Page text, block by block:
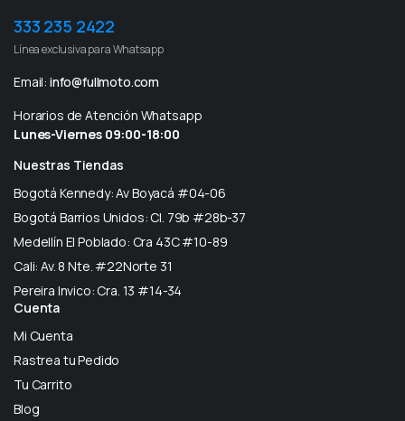
333 235 2422
Línea exclusiva para Whatsapp
Email: info@fullmoto.com
Horarios de Atención Whatsapp
Lunes-Viernes 09:00-18:00
Nuestras Tiendas
Bogotá Kennedy: Av Boyacá #04-06
Bogotá Barrios Unidos: Cl. 79b #28b-37
Medellín El Poblado: Cra 43C #10-89
Cali: Av. 8 Nte. #22Norte 31
Pereira Invico: Cra. 13 #14-34
Cuenta
Mi Cuenta
Rastrea tu Pedido
Tu Carrito
Blog